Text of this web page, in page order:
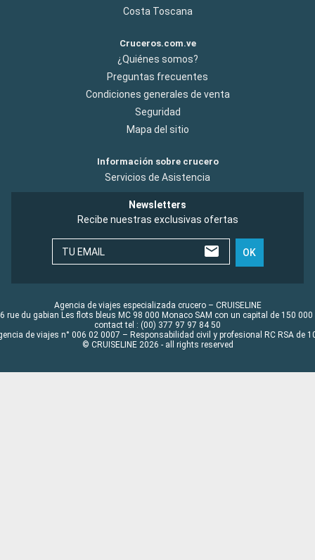
Costa Toscana
Cruceros.com.ve
¿Quiénes somos?
Preguntas frecuentes
Condiciones generales de venta
Seguridad
Mapa del sitio
Información sobre crucero
Servicios de Asistencia
Newsletters
Recibe nuestras exclusivas ofertas
TU EMAIL OK
Agencia de viajes especializada crucero – CRUISELINE
rue du gabian Les flots bleus MC 98 000 Monaco SAM con un capital de 150 000
contact tel : (00) 377 97 97 84 50
de viajes n° 006 02 0007 – Responsabilidad civil y profesional RC RSA de
© CRUISELINE 2026 - all rights reserved